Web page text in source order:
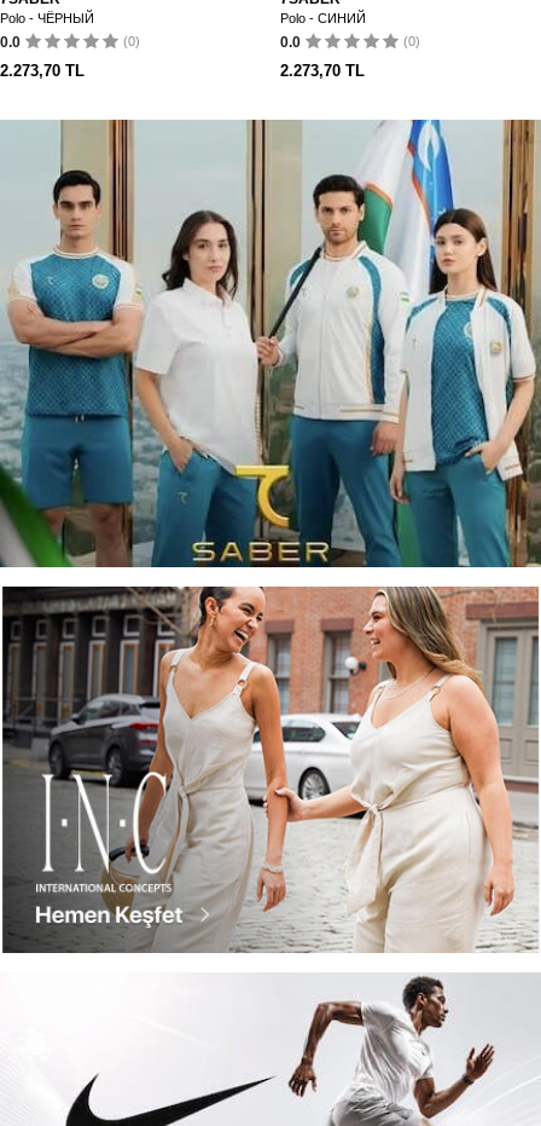
Polo - ЧЁРНЫЙ
0.0 (0)
2.273,70 TL
Polo - СИНИЙ
0.0 (0)
2.273,70TL